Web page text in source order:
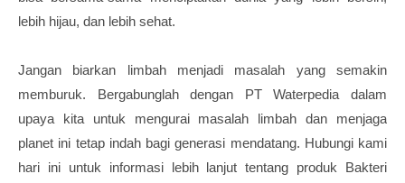
lebih hijau, dan lebih sehat.
Jangan biarkan limbah menjadi masalah yang semakin
memburuk. Bergabunglah dengan PT Waterpedia dalam
upaya kita untuk mengurai masalah limbah dan menjaga
planet ini tetap indah bagi generasi mendatang. Hubungi kami
hari ini untuk informasi lebih lanjut tentang produk Bakteri